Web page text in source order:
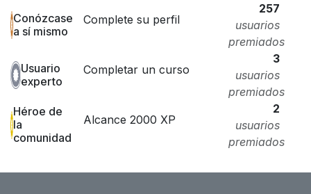
Conózcase
a sí mismo
Complete su perfil
257
usuarios
premiados
Usuario
experto
Completar un curso
3
usuarios
premiados
Héroe de
la
comunidad
Alcance 2000 XP
2
usuarios
premiados